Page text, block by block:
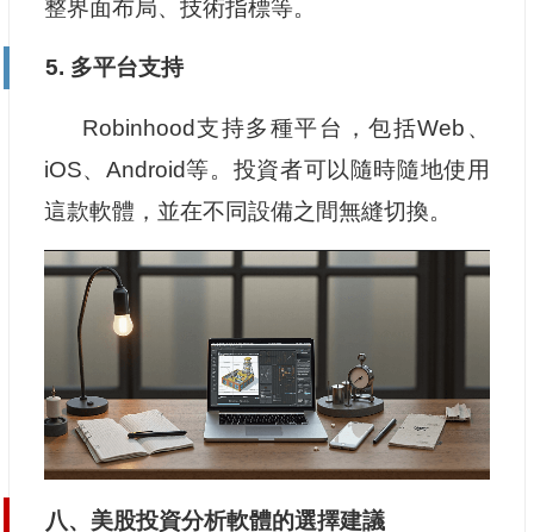
整界面布局、技術指標等。
5. 多平台支持
Robinhood支持多種平台，包括Web、
iOS、Android等。投資者可以隨時隨地使用
這款軟體，並在不同設備之間無縫切換。
八、美股投資分析軟體的選擇建議